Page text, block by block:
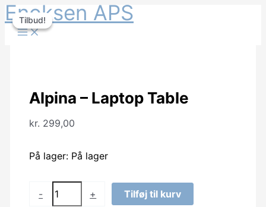
Gå
til
Enoksen APS
Alpina – Laptop Table
kr. 299,00
På lager: På lager
-
Alpina
+
Tilføj til kurv
Tilbud!
Tilbud!